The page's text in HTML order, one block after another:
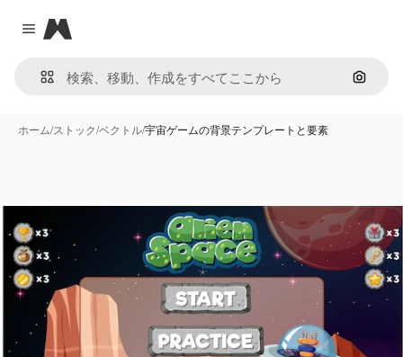
Close menu
Magnific
画像で
ホーム/ストック/ベクトル/宇宙ゲームの背景テンプレートと要素